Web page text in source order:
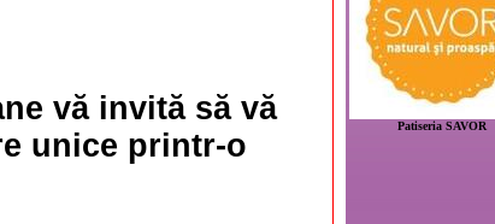
vă invită să vă
unice printr-o
Patiseria SAVOR